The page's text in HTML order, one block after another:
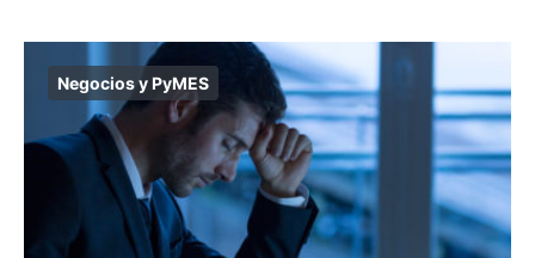
Negocios y PyMES